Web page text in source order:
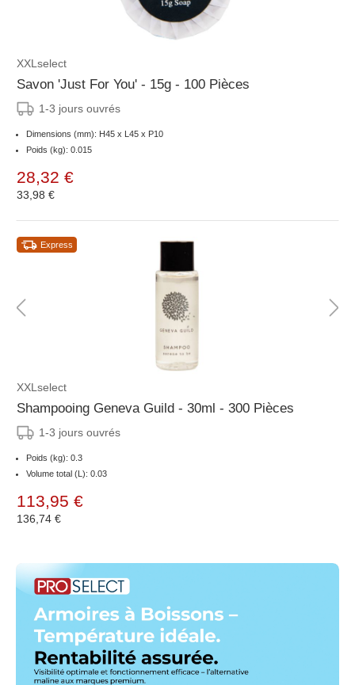
XXLselect
Savon 'Just For You' - 15g - 100 Pièces
1-3 jours ouvrés
Dimensions (mm): H45 x L45 x P10
Poids (kg): 0.015
28,32 €
33,98 €
Express
XXLselect
Shampooing Geneva Guild - 30ml - 300 Pièces
1-3 jours ouvrés
Poids (kg): 0.3
Volume total (L): 0.03
113,95 €
136,74 €